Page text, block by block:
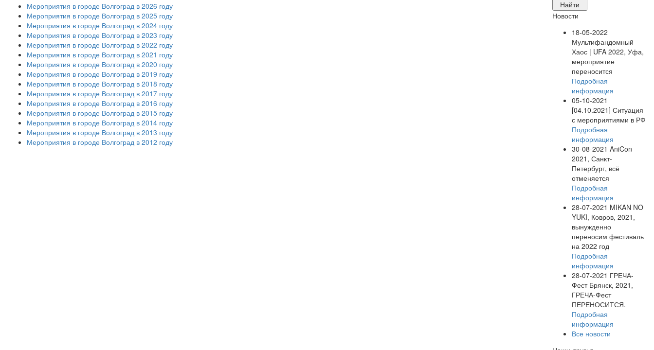
Мероприятия в городе Волгоград в 2026 году
Мероприятия в городе Волгоград в 2025 году
Мероприятия в городе Волгоград в 2024 году
Мероприятия в городе Волгоград в 2023 году
Мероприятия в городе Волгоград в 2022 году
Мероприятия в городе Волгоград в 2021 году
Мероприятия в городе Волгоград в 2020 году
Мероприятия в городе Волгоград в 2019 году
Мероприятия в городе Волгоград в 2018 году
Мероприятия в городе Волгоград в 2017 году
Мероприятия в городе Волгоград в 2016 году
Мероприятия в городе Волгоград в 2015 году
Мероприятия в городе Волгоград в 2014 году
Мероприятия в городе Волгоград в 2013 году
Мероприятия в городе Волгоград в 2012 году
Новости
18-05-2022
Мультифандомный
Хаос | UFA 2022, Уфа,
мероприятие
переносится
Подробная
информация
05-10-2021
[04.10.2021] Ситуация
с мероприятиями в РФ
Подробная
информация
30-08-2021 AniCon
2021, Санкт-
Петербург, всё
отменяется
Подробная
информация
28-07-2021 MIKAN NO
YUKI, Ковров, 2021,
вынужденно
переносим фестиваль
на 2022 год
Подробная
информация
28-07-2021 ГРЕЧА-
Фест Брянск, 2021,
ГРЕЧА-Фест
ПЕРЕНОСИТСЯ.
Подробная
информация
Все новости